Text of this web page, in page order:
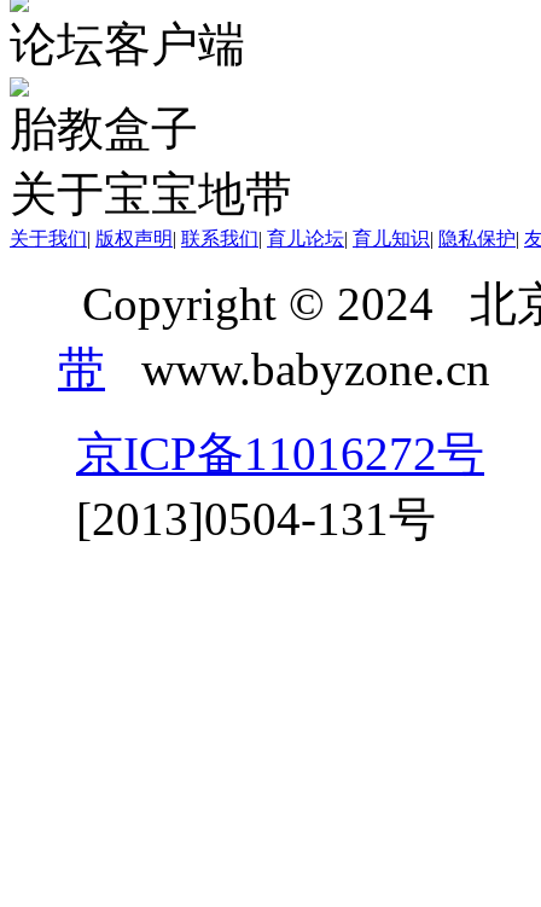
论坛客户端
胎教盒子
关于宝宝地带
关于我们| 版权声明| 联系我们| 育儿论坛| 育儿知识| 隐私保护|
Copyright © 2024
带 www.babyzone.cn
京ICP备11016272号
[2013]0504-131号